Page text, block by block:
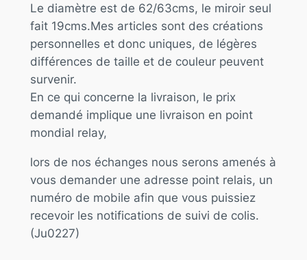
Le diamètre est de 62/63cms, le miroir seul
fait 19cms.Mes articles sont des créations
personnelles et donc uniques, de légères
différences de taille et de couleur peuvent
survenir.
En ce qui concerne la livraison, le prix
demandé implique une livraison en point
mondial relay,
lors de nos échanges nous serons amenés à
vous demander une adresse point relais, un
numéro de mobile afin que vous puissiez
recevoir les notifications de suivi de colis.
(Ju0227)